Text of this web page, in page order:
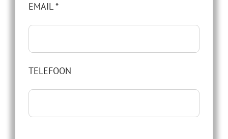
EMAIL *
TELEFOON